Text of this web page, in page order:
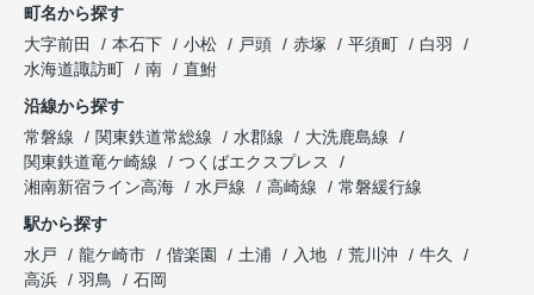
町名から探す
大字前田
本石下 小松 戸頭 赤塚 平須町
白羽
水海道諏訪町
南
直鮒
沿線から探す
常磐線
関東鉄道常総線 水郡線
大洗鹿島線
関東鉄道竜ケ崎線
つくばエクスプレス
湘南新宿ライン高海
水戸線 高崎線
常磐緩行線
駅から探す
水戸
龍ケ崎市 偕楽園 土浦 入地 荒川沖
牛久
高浜
羽鳥 石岡